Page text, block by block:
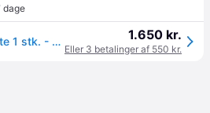
dage
ghd Helios Hårtørrer white 1 stk. - 1 stk. 1.650 kr.
Eller 3 betalinger af 550 kr.